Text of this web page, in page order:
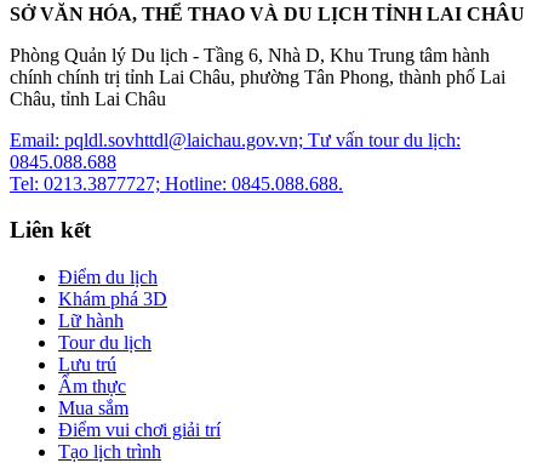
SỞ VĂN HÓA, THỂ THAO VÀ DU LỊCH TỈNH LAI CHÂU
Phòng Quản lý Du lịch - Tầng 6, Nhà D, Khu Trung tâm hành
chính chính trị tỉnh Lai Châu, phường Tân Phong, thành phố Lai
Châu, tỉnh Lai Châu
Email: pqldl.sovhttdl@laichau.gov.vn; Tư vấn tour du lịch:
0845.088.688
Tel: 0213.3877727; Hotline: 0845.088.688.
Liên kết
Điểm du lịch
Khám phá 3D
Lữ hành
Tour du lịch
Lưu trú
Ẩm thực
Mua sắm
Điểm vui chơi giải trí
Tạo lịch trình